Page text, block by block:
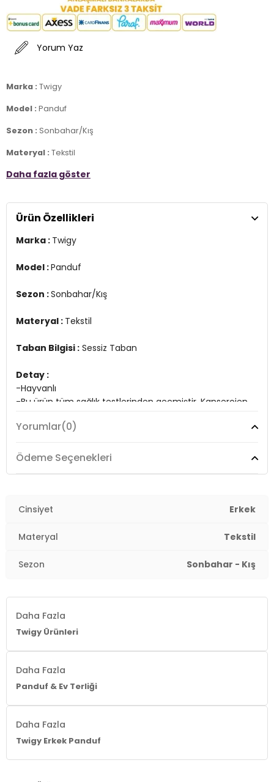
Yorum Yaz
Marka : Twigy
Model : Panduf
Sezon : Sonbahar/Kış
Materyal : Tekstil
Taban Bilgisi :Sessiz Taban
-Hayvanlı
-Bu ürün tüm sağlık testlerinden geçmiştir. Kanserojen ve sağlığa
3DK1AA0622.03
Daha fazla göster
Ürün Özellikleri
Marka : Twigy
Model :Panduf
Sezon :Sonbahar/Kış
Materyal : Tekstil
Taban Bilgisi : Sessiz Taban
Detay :
-Hayvanlı
-Bu ürün tüm sağlık testlerinden geçmiştir. Kanserojen
3DK1AA0622.03
Yorumlar(0)
Ödeme Seçenekleri
Cinsiyet Erkek
Materyal Tekstil
Sezon Sonbahar - Kış
Daha Fazla
Twigy Ürünleri
Daha Fazla
Panduf & Ev Terliği
Daha Fazla
Twigy Erkek Panduf